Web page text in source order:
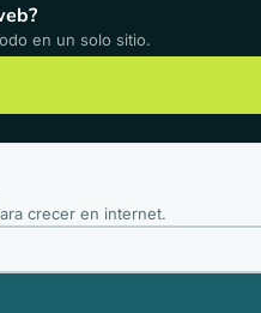
en un solo sitio.
crecer en internet.